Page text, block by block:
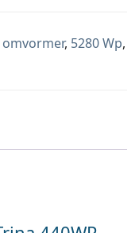
omvormer, 5280 Wp,